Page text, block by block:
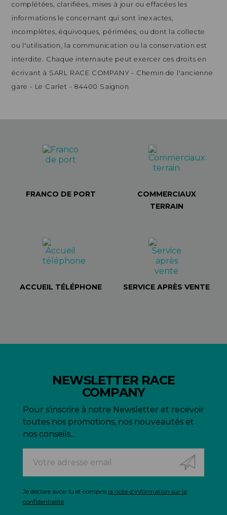
complétées, clarifiées, mises à jour ou effacées les
informations le concernant qui sont inexactes,
incomplètes, équivoques, périmées, ou dont la collecte
ou l'utilisation, la communication ou la conservation est
interdite. Chaque internaute peut exercer ces droits en
écrivant à SARL RACE COMPANY - Chemin de l'ancienne
gare - Le Carlet - 84400 Saignon
FRANCO DE PORT
COMMERCIAUX
TERRAIN
ACCUEIL TÉLÉPHONE SERVICE APRÈS VENTE
NEWSLETTER RACE
COMPANY
Pour s'inscrire à notre Newsletter et recevoir
toutes nos promotions, nos nouveautés et
nos conseils...
Je déclare avoir lu et compris la note d'information sur la
confidentialité